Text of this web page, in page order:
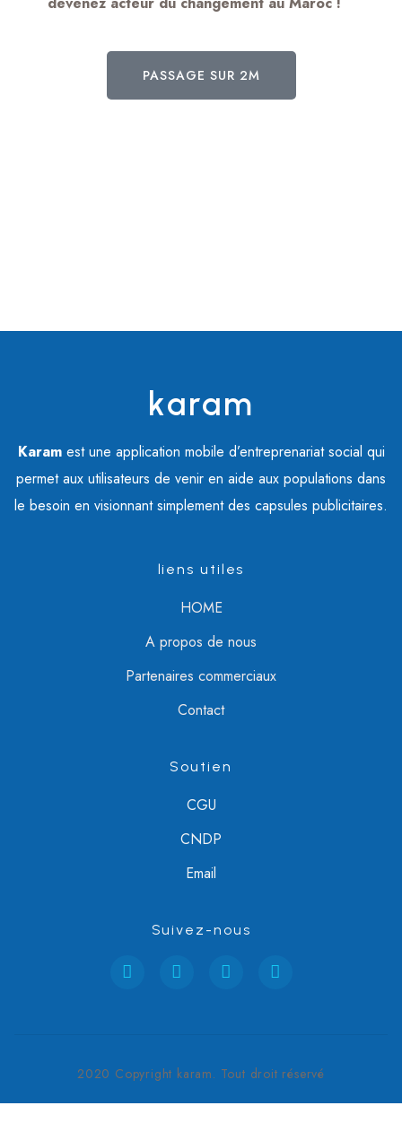
PASSAGE SUR 2M
karam
Karamest une application mobile d’entreprenariat social qui
permet aux utilisateurs de venir en aide aux populations dans
le besoin en visionnant simplement des capsules publicitaires.
liens utiles
HOME
A propos de nous
Partenaires commerciaux
Contact
Soutien
CGU
CNDP
Email
Suivez-nous
2020 Copyright karam. Tout droit réservé